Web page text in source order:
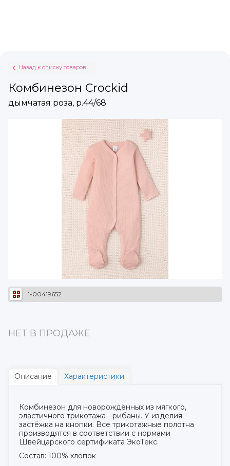
Назад к списку товаров
Комбинезон Crockid
дымчатая роза, р.44/68
1-00419652
НЕТ В ПРОДАЖЕ
Описание Характеристики
Комбинезон для новорождённых из мягкого,
эластичного трикотажа - рибаны. У изделия
застёжка на кнопки. Все трикотажные полотна
производятся в соответствии с нормами
Швейцарского сертификата ЭкоТекс.
Состав: 100% хлопок